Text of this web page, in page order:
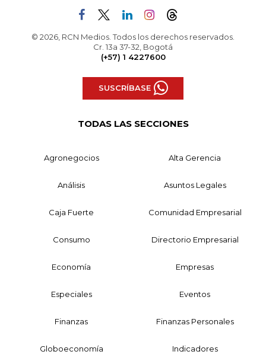
© 2026, RCN Medios. Todos los derechos reservados.
Cr. 13a 37-32, Bogotá
(+57) 1 4227600
SUSCRÍBASE
TODAS LAS SECCIONES
Agronegocios Alta Gerencia
Análisis Asuntos Legales
Caja Fuerte Comunidad Empresarial
Consumo Directorio Empresarial
Economía Empresas
Especiales Eventos
Finanzas Finanzas Personales
Globoeconomía Indicadores